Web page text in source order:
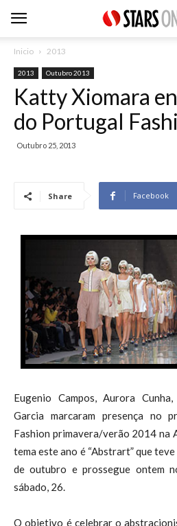
Inicio 2013
2013 Outubro 2013
Katty Xiomara
do Portugal
Outubro 25, 2013
Share Facebook
Eugenio Campos, Aurora
Garcia marcaram presença no
Fashion primavera/verão 2014 na
tema este ano é “Abstrart” que
de outubro e prossegue ontem
sábado, 26.
O objetivo é celebrar o